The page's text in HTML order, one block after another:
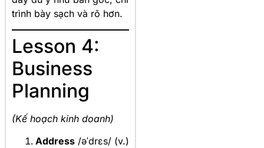
trình bày sạch và rõ hơn.
Lesson 4:
Business
Planning
(Kế hoạch kinh doanh)
Address /əˈdrɛs/ (v.)